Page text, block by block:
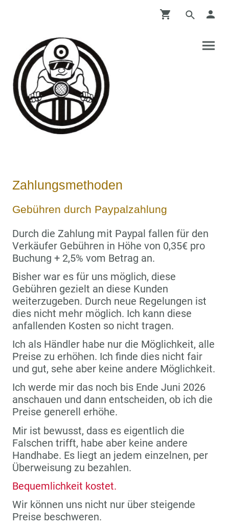
Zahlungsmethoden
Gebühren durch Paypalzahlung
Durch die Zahlung mit Paypal fallen für den
Verkäufer Gebühren in Höhe von 0,35€ pro
Buchung + 2,5% vom Betrag an.
Bisher war es für uns möglich, diese
Gebühren gezielt an diese Kunden
weiterzugeben. Durch neue Regelungen ist
dies nicht mehr möglich. Ich kann diese
anfallenden Kosten so nicht tragen.
Ich als Händler habe nur die Möglichkeit, alle
Preise zu erhöhen. Ich finde dies nicht fair
und gut, sehe aber keine andere Möglichkeit.
Ich werde mir das noch bis Ende Juni 2026
anschauen und dann entscheiden, ob ich die
Preise generell erhöhe.
Mir ist bewusst, dass es eigentlich die
Falschen trifft, habe aber keine andere
Handhabe. Es liegt an jedem einzelnen, per
Überweisung zu bezahlen.
Bequemlichkeit kostet.
Wir können uns nicht nur über steigende
Preise beschweren.